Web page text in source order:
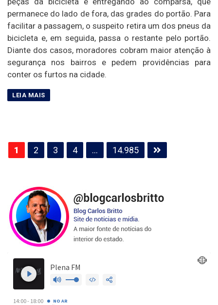
permanece do lado de fora, das grades do portão. Para
facilitar a passagem, o suspeito retira um dos pneus da
bicicleta e, em seguida, passa o restante pelo portão.
Diante dos casos, moradores cobram maior atenção à
segurança nos bairros e pedem providências para
conter os furtos na cidade.
Paginação
de
1 2 3 4 … 14.985